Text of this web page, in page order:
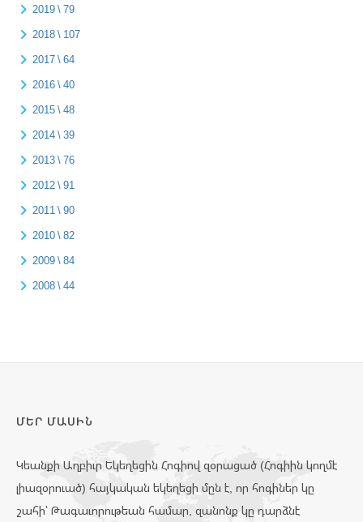
2019 \ 79
2018 \ 107
2017 \ 64
2016 \ 40
2015 \ 48
2014 \ 39
2013 \ 76
2012 \ 91
2011 \ 90
2010 \ 82
2009 \ 84
2008 \ 44
ՄԵՐ ՄԱՍԻՆ
Կեանքի Աղբիւր Եկեղեցին Հոգիով զօրացած (Հոգիին կողմէ
լիազօրուած) հայկական եկեղեցի մըն է, որ հոգիներ կը
շահի՝ Թագաւորութեան համար, զանոնք կը դարձնէ